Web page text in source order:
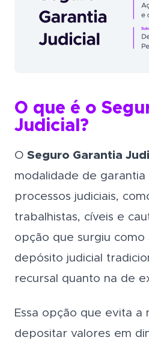
O que é o
Judicial?
O Seguro Garantia
modalidade de
processos judiciais,
trabalhistas, cíveis e
opção que surgiu como
depósito judicial
recursal quanto na de
Essa opção que evita a
depositar valores em